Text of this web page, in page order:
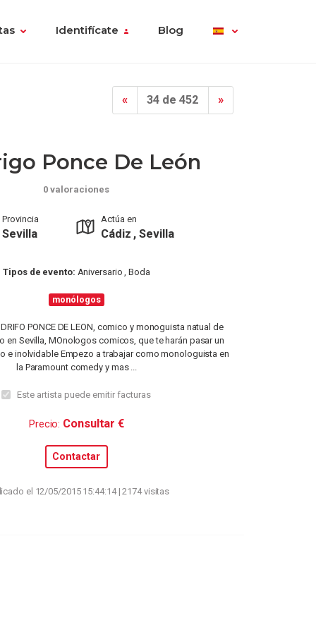
Identifícate Blog
« 34 de 452 »
Ponce De León
0 valoraciones
Provincia
Sevilla
Actúa en
Cádiz , Sevilla
Tipos de evento: Aniversario , Boda
monólogos
PONCE DE LEON, comico y monoguista natual de
en Sevilla, MOnologos comicos, que te harán pasar un
e inolvidable Empezo a trabajar como monologuista en
la Paramount comedy y mas ...
Este artista puede emitir facturas
Precio: Consultar €
Contactar
el 12/05/2015 15:44:14 | 2174 visitas